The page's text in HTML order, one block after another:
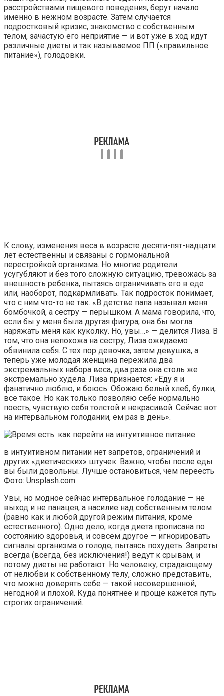
расстройствами пищевого поведения, берут начало
именно в нежном возрасте. Затем случается
подростковый кризис, знакомство с собственным
телом, зачастую его неприятие — и вот уже в ход идут
различные диеты и так называемое ПП («правильное
питание»), голодовки.
К слову, изменения веса в возрасте десяти-­пят-надцати
лет естественны и связаны с гормональной
перестройкой организма. Но многие родители
усугубляют и без того сложную ситуацию, тревожась за
внешность ребенка, пытаясь ограничивать его в еде
или, наоборот, подкармливать. Так подросток понимает,
что с ним что-­­то не так. «В детстве папа называл меня
бомбочкой, а сестру — перышком. А мама говорила, что,
если бы у меня была другая фигура, она бы могла
наряжать меня как куколку. Но, увы…» — делится Лиза. В
том, что она непохожа на сестру, Лиза ожидаемо
обвинила себя. С тех пор девочка, затем девушка, а
теперь уже молодая женщина пережила два
экстремальных набора веса, два раза она столь же
экстремально худела. Лиза признается: «Еду я и
фанатично люблю, и боюсь. Обожаю белый хлеб, булки,
все такое. Но как только позволяю себе нормально
поесть, чувствую себя толстой и некрасивой. Сейчас вот
на интервальном голодании, ем раз в день».
в интуитивном питании нет запретов, ограничений и
других «диетических» штучек. Важно, чтобы после еды
вы были довольны. Лучше остановиться, чем переесть
Фото: Unsplash.com
Увы, но модное сейчас интервальное голодание — не
выход и не панацея, а насилие над собственным телом
(равно как и любой другой режим питания, кроме
естественного). Одно дело, когда диета прописана по
состоянию здоровья, и совсем другое — игнорировать
сигналы организма о голоде, пытаясь похудеть. Запреты
всегда (всегда, без исключения!) ведут к срывам, и
потому диеты не работают. Но человеку, страдающему
от нелюбви к собственному телу, сложно представить,
что можно доверять себе — такой несовершенной,
негодной и плохой. Куда понятнее и проще кажется путь
строгих ограничений.